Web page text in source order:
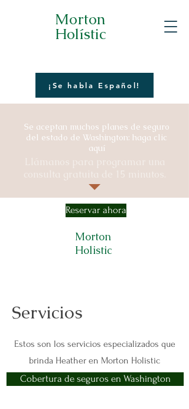
Morton
Holístic
Se aceptan muchos planes de seguro
del estado de Washington: haga clic
aquí
Morton
Holistic
¡Se habla Español!
Reservar ahora
Servicios
Estos son los servicios especializados que
brinda Heather en Morton Holistic
Cobertura de seguros en Washington